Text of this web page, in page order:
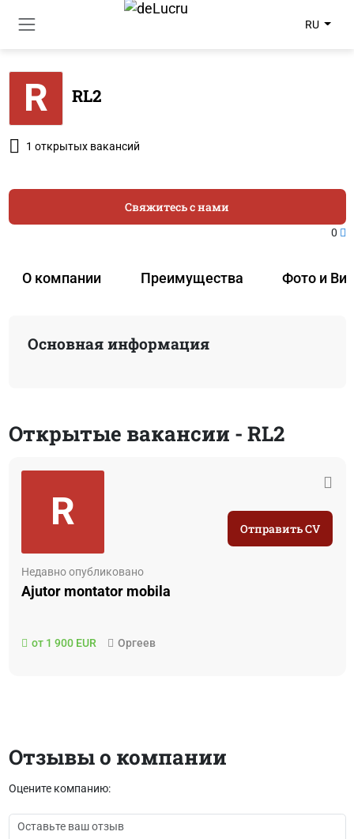
RU
R RL2
1 открытых вакансий
О компании Преимущества Фото и
Свяжитесь с нами
0
Основная информация
Открытые вакансии - RL2
R
Недавно опубликовано
Ajutor montator mobila
от 1 900 EUR Оргеев
Отправить CV
Отзывы о компании
Оцените компанию: